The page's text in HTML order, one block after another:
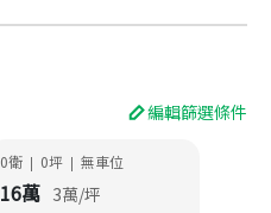
編輯篩選條件
0衛 | 0坪 | 無車位
16萬 3萬/坪